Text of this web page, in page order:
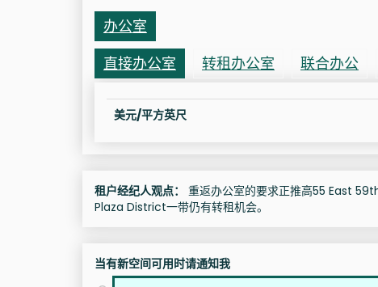
办公室
直接办公室
转租办公室 联合办公
美元/平方英尺
租户经纪人观点：
重返办公室的要求正推高55 East
Plaza District一带仍有转租机会。
当有新空间可用时请通知我